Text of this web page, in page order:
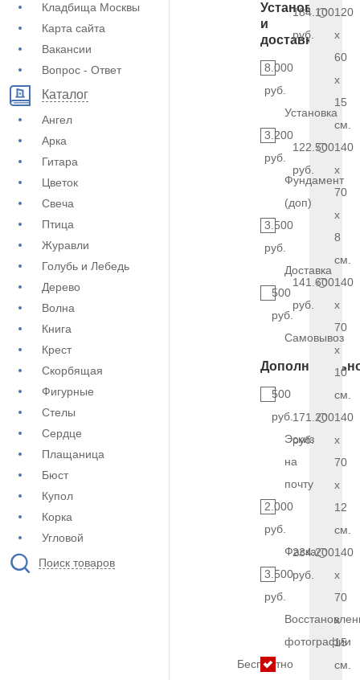
Кладбища Москвы
Карта сайта
Вакансии
Вопрос - Ответ
Каталог
Ангел
Арка
Гитара
Цветок
Свеча
Птица
Журавли
Голубь и Лебедь
Дерево
Волна
Книга
Крест
Скорбящая
Фигурные
Стелы
Сердце
Плащаница
Бюст
Купол
Корка
Угловой
Поиск товаров
Установка
и
доставка
8.000
руб.
Установка
3.200
руб.
Фундамент
(доп)
3.500
руб.
Доставка
500
руб.
Самовывоз
500
руб.
Эскиз
на
почту
2.000
руб.
Фаска
3.500
руб.
фотографии
Бесплатно
184.100
руб.
120
x
60
x
15
см.
122.500
руб.
140
x
70
x
8
см.
141.600
руб.
140
x
70
x
10
см.
171.200
руб.
140
x
70
x
12
см.
234.200
руб.
140
x
70
x
15
см.